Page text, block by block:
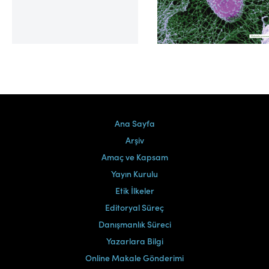
Cilt 39, Sayı 2
Ana Sayfa
Arşiv
Amaç ve Kapsam
Yayın Kurulu
Etik İlkeler
Editoryal Süreç
Danışmanlık Süreci
Yazarlara Bilgi
Online Makale Gönderimi